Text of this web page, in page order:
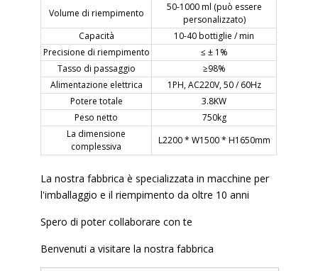
Volume di riempimento
50-1000 ml (può essere
personalizzato)
Capacità
10-40 bottiglie / min
Precisione di riempimento
≤ ± 1%
Tasso di passaggio
≥98%
Alimentazione elettrica
1PH, AC220V, 50 / 60Hz
Potere totale
3.8KW
Peso netto
750kg
La dimensione
complessiva
L2200 * W1500 * H1650mm
La nostra fabbrica è specializzata in macchine per
l'imballaggio e il riempimento da oltre 10 anni
Spero di poter collaborare con te
Benvenuti a visitare la nostra fabbrica